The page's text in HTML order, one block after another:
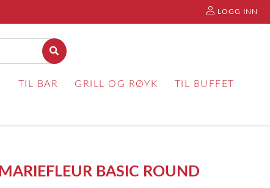
LOGG INN
TIL BAR GRILL OG RØYK TIL BUFFET
MARIEFLEUR BASIC ROUND